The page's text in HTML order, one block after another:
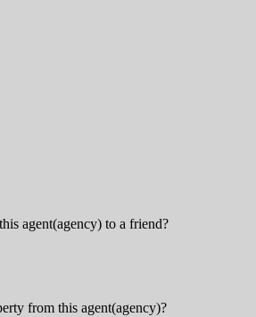
agent(agency) to a friend?
from this agent(agency)?